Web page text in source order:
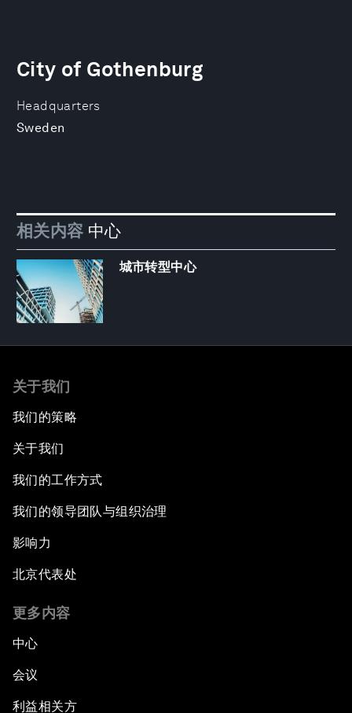
Headquarters
Sweden
City of Gothenburg
相关内容 中心
城市转型中心
关于我们
我们的策略
关于我们
我们的工作方式
我们的领导团队与组织治理
影响力
北京代表处
更多内容
中心
会议
利益相关方